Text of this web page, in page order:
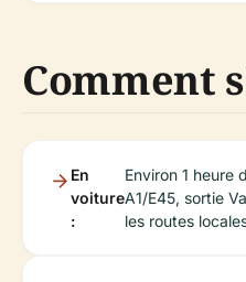
Comment
En
voiture
:
Environ 1 heure
A1/E45, sortie
les routes